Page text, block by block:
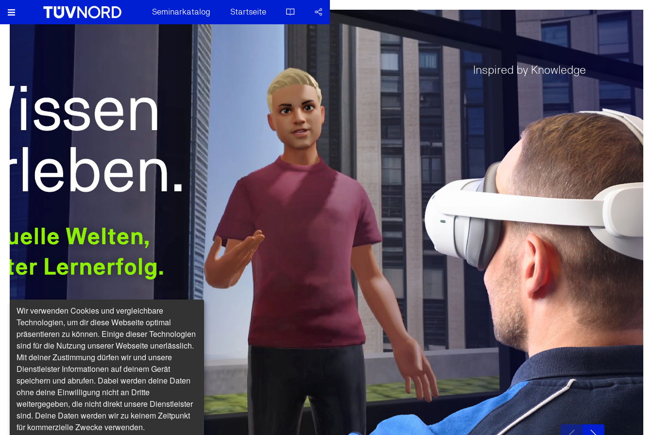
Seminarkatalog Startseite
Inspired by Knowledge
Wir verwenden Cookies und vergleichbare
Technologien, um dir diese Webseite optimal
präsentieren zu können. Einige dieser Technologien
sind für die Nutzung unserer Webseite unerlässlich.
Mit deiner Zustimmung dürfen wir und unsere
Dienstleister Informationen auf deinem Gerät
speichern und abrufen. Dabei werden deine Daten
ohne deine Einwilligung nicht an Dritte
weitergegeben, die nicht direkt unsere Dienstleister
sind. Deine Daten werden wir zu keinem Zeitpunkt
für kommerzielle Zwecke verwenden.